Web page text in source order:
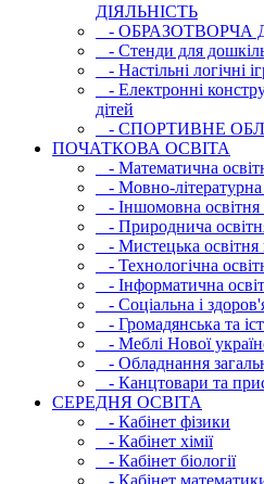
ДІЯЛЬНІСТЬ
- ОБРАЗОТВОРЧА
- Стенди для
- Настільні логічні
- Електронні
дітей
- СПОРТИВНЕ
ПОЧАТКОВА ОСВIТА
- Математична
- Мовно-літературна
- Iншомовна освітня
- Природнича
- Мистецька освітня
- Технологічна
- Інфopматична
- Соціальна і
- Громадянська та
- Меблі Нової
- Обладнання
- Канцтовари та
СЕРЕДНЯ ОСВIТА
- Кабінет фізики
- Кабінет хімії
- Кабінет біології